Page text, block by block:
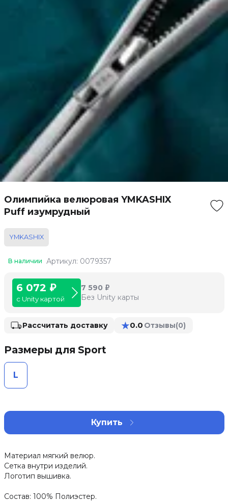
Олимпийка велюровая YMKASHIX
Puff изумрудный
YMKASHIX
В наличии Артикул: 0079357
6 072 ₽
с Unity картой
7 590 ₽
Без Unity карты
Рассчитать доставку ★0.0 Отзывы(0)
Размеры для Sport
L
Купить
Материал мягкий велюр.
Сетка внутри изделий.
Логотип вышивка.
Состав: 100% Полиэстер.